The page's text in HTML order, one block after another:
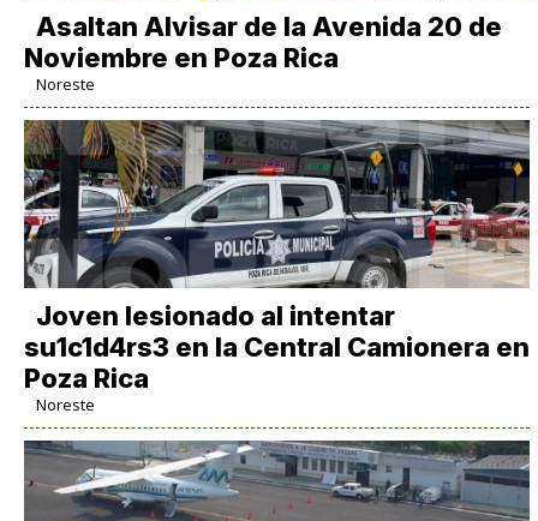
Asaltan Alvisar de la Avenida 20 de
Noviembre en Poza Rica
Noreste
Joven lesionado al intentar
su1c1d4rs3 en la Central Camionera en
Poza Rica
Noreste